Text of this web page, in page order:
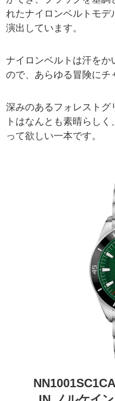
れたナイロンベルトモデ
演出しています。
ナイロンベルトは汗をか
ので、あらゆる冒険にチ
深みのあるフォレストグ
トはなんとも素晴らし
って欲しい一本です。